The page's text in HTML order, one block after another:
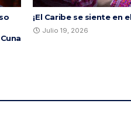
¡El Caribe se siente en
Julio 19, 2026